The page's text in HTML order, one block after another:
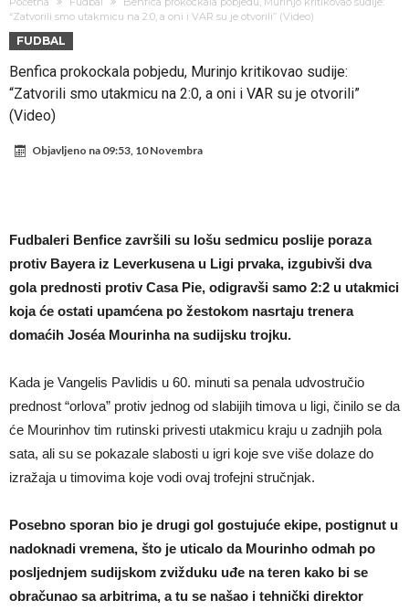
napokon poznat
Engleski reprezentativac optužen za napad u noćnom klubu
Suđenje o smrti Maradone: Noge su mu bile natečene, nije se htio
oprati
Ko je uvjerio Rodrija da izabere Barcelonu?
Ulazim na stadion da raznesem Mesija sa četiri bombe
od njih je Messi, znate li ko je drugi?
Прijelom u transferu Romera? Inter nema dovoljno sredstava,
Atletico prati situaciju.
“Zatvorili smo utakmicu na 2:0, a oni i VAR su je otvorili” (Video)
FUDBAL
Benfica prokockala pobjedu, Murinjo kritikovao sudije:
“Zatvorili smo utakmicu na 2:0, a oni i VAR su je otvorili”
(Video)
Objavljeno na 09:53, 10 Novembra
Fudbaleri Benfice završili su lošu sedmicu poslije poraza
protiv Bayera iz Leverkusena u Ligi prvaka, izgubivši dva
gola prednosti protiv Casa Pie, odigravši samo 2:2 u utakmici
koja će ostati upamćena po žestokom nasrtaju trenera
domaćih Joséa Mourinha na sudijsku trojku.
Kada je Vangelis Pavlidis u 60. minuti sa penala udvostručio
prednost “orlova” protiv jednog od slabijih timova u ligi, činilo se da
će Mourinhov tim rutinski privesti utakmicu kraju u zadnjih pola
sata, ali su se pokazale slabosti u igri koje sve više dolaze do
izražaja u timovima koje vodi ovaj trofejni stručnjak.
Posebno sporan bio je drugi gol gostujuće ekipe, postignut u
nadoknadi vremena, što je uticalo da Mourinho odmah po
posljednjem sudijskom zvižduku uđe na teren kako bi se
obračunao sa arbitrima, a tu se našao i tehnički direktor